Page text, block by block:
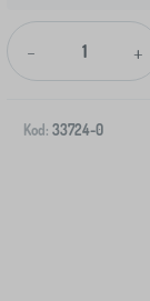
- +
Kod: 33724-0